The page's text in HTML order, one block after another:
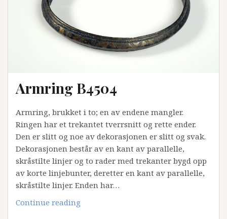
Armring B4504
Armring, brukket i to; en av endene mangler.
Ringen har et trekantet tverrsnitt og rette ender.
Den er slitt og noe av dekorasjonen er slitt og svak.
Dekorasjonen består av en kant av parallelle,
skråstilte linjer og to rader med trekanter bygd opp
av korte linjebunter, deretter en kant av parallelle,
skråstilte linjer. Enden har…
Continue reading